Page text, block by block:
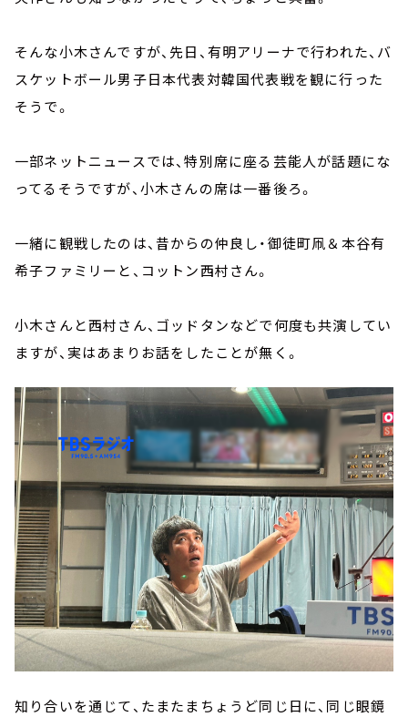
そんな小木さんですが、先日、有明アリーナで行われた、バ
スケットボール男子日本代表対韓国代表戦を観に行った
そうで。
一部ネットニュースでは、特別席に座る芸能人が話題にな
ってるそうですが、小木さんの席は一番後ろ。
一緒に観戦したのは、昔からの仲良し・御徒町凧＆本谷有
希子ファミリーと、コットン西村さん。
小木さんと西村さん、ゴッドタンなどで何度も共演してい
ますが、実はあまりお話をしたことが無く。
知り合いを通じて、たまたまちょうど同じ日に、同じ眼鏡